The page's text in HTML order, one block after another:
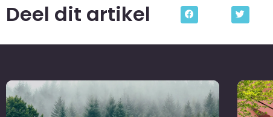
Deel dit artikel